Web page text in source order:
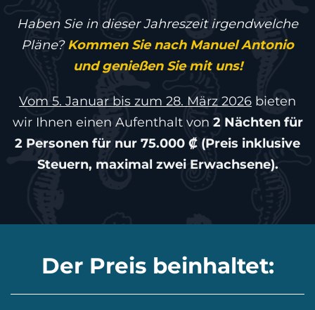
Haben Sie in dieser Jahreszeit irgendwelche
Pläne?Kommen Sie nach Manuel Antonio
und genießen Sie mit uns!
Vom 5. Januar bis zum 28. März 2026 bieten
wir Ihnen einen Aufenthalt von 2 Nächten für
2 Personen für nur 75.000 ₡ (Preis inklusive
Steuern, maximal zwei Erwachsene).
Der Preis beinhaltet: